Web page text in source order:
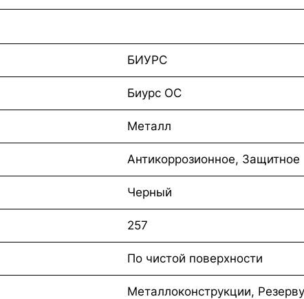
БИУРС
Биурс ОС
Металл
Антикоррозионное, Защитное
Черный
257
По чистой поверхности
Металлоконструкции,